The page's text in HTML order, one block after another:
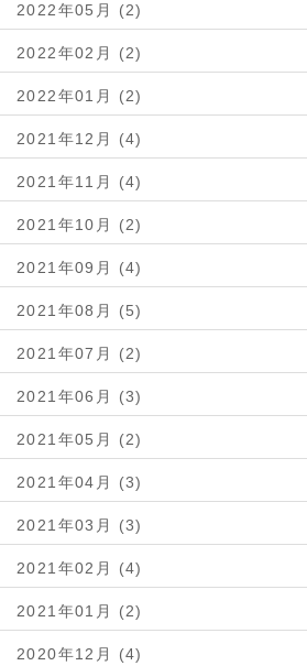
2022年05月 (2)
2022年02月 (2)
2022年01月 (2)
2021年12月 (4)
2021年11月 (4)
2021年10月 (2)
2021年09月 (4)
2021年08月 (5)
2021年07月 (2)
2021年06月 (3)
2021年05月 (2)
2021年04月 (3)
2021年03月 (3)
2021年02月 (4)
2021年01月 (2)
2020年12月 (4)